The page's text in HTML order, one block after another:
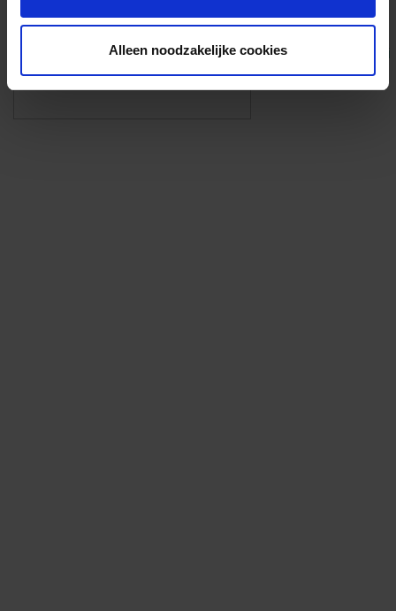
Alleen noodzakelijke cookies Eigen foto’s